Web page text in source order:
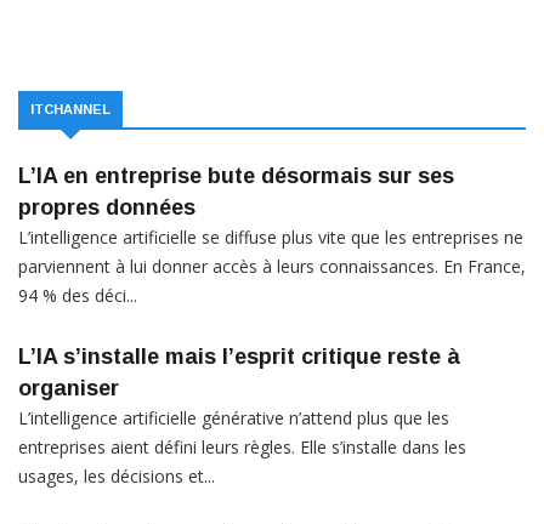
ITCHANNEL
L’IA en entreprise bute désormais sur ses
propres données
L’intelligence artificielle se diffuse plus vite que les entreprises ne
parviennent à lui donner accès à leurs connaissances. En France,
94 % des déci...
L’IA s’installe mais l’esprit critique reste à
organiser
L’intelligence artificielle générative n’attend plus que les
entreprises aient défini leurs règles. Elle s’installe dans les
usages, les décisions et...